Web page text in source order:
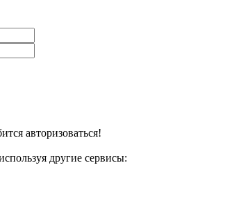
авторизоваться!
другие сервисы: